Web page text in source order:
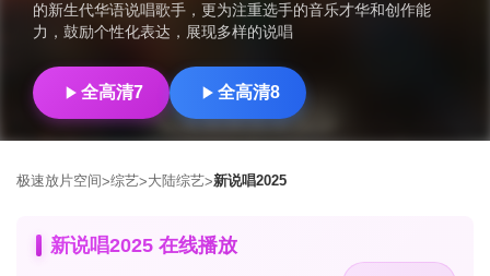
的新生代华语说唱歌手，更为注重选手的音乐才华和创作能
力，鼓励个性化表达，展现多样的说唱
全高清7 全高清8
极速放片空间>综艺>大陆综艺>新说唱2025
新说唱2025 在线播放